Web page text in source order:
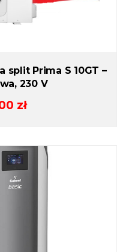
split Prima S 10GT –
230 V
zł